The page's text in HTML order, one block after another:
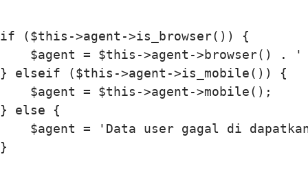
if ($this->agent->is_browser()) {
$agent = $this->agent->browser() .
} elseif ($this->agent->is_mobile()) {
    $agent = $this->agent->mobile();
} else {
$agent = 'Data user gagal di
}